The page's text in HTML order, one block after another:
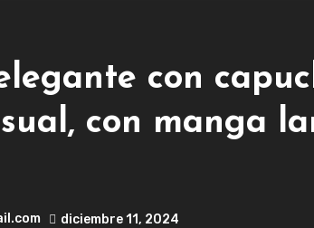
con
con manga
diciembre 11, 2024